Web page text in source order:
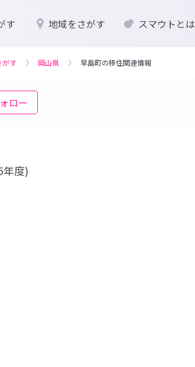
す 地域をさがす スマウトとは
がす 岡山県 早島町の移住関連情報
ロー
年度)